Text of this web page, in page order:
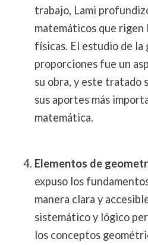
trabajo, Lami
matemáticos que rigen
físicas. El estudio de la
proporciones fue un
su obra, y este tratado
sus aportes más
matemática.
Elementos de
expuso los
manera clara y
sistemático y lógico
los conceptos